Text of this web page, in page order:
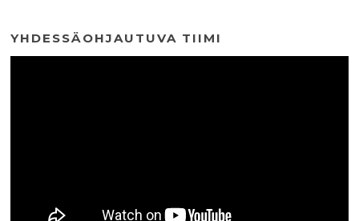
YHDESSÄOHJAUTUVA TIIMI